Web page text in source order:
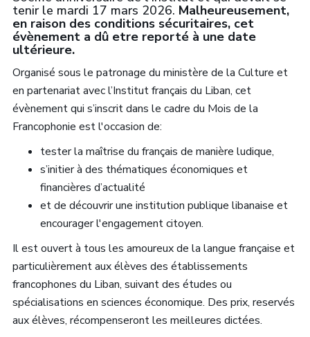
tenir le mardi 17 mars 2026. Malheureusement,
en raison des conditions sécuritaires, cet
évènement a dû etre reporté à une date
ultérieure.
Organisé sous le patronage du ministère de la Culture et
en partenariat avec l’Institut français du Liban, cet
évènement qui s’inscrit dans le cadre du Mois de la
Francophonie est l'occasion de:
tester la maîtrise du français de manière ludique,
s’initier à des thématiques économiques et
financières d’actualité
et de découvrir une institution publique libanaise et
encourager l'engagement citoyen.
Il est ouvert à tous les amoureux de la langue française et
particulièrement aux élèves des établissements
francophones du Liban, suivant des études ou
spécialisations en sciences économique. Des prix, reservés
aux élèves, récompenseront les meilleures dictées.